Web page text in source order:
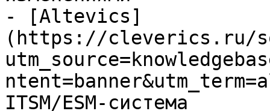
- [Altevics]
(https://cleverics.ru/
ITSM/ESM-система